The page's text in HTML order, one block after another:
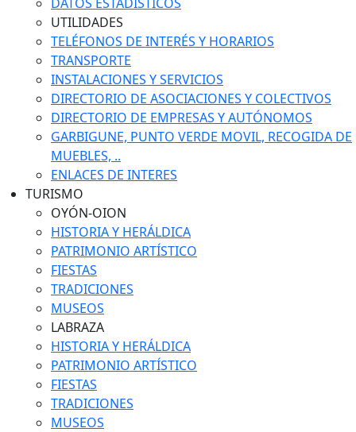
UTILIDADES
TELÉFONOS DE INTERÉS Y HORARIOS
TRANSPORTE
INSTALACIONES Y SERVICIOS
DIRECTORIO DE ASOCIACIONES Y COLECTIVOS
DIRECTORIO DE EMPRESAS Y AUTÓNOMOS
GARBIGUNE, PUNTO VERDE MOVIL, RECOGIDA DE
MUEBLES, ..
ENLACES DE INTERES
TURISMO
OYÓN-OION
HISTORIA Y HERÁLDICA
PATRIMONIO ARTÍSTICO
FIESTAS
TRADICIONES
MUSEOS
LABRAZA
HISTORIA Y HERÁLDICA
PATRIMONIO ARTÍSTICO
FIESTAS
TRADICIONES
MUSEOS